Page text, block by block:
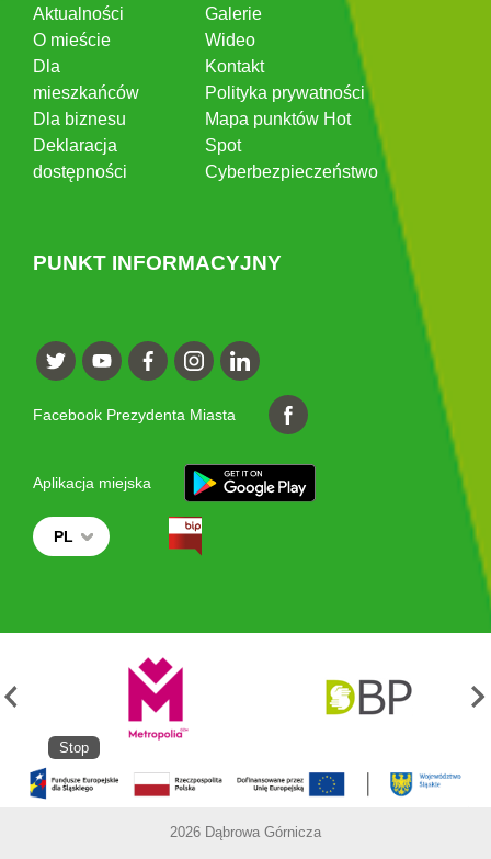
Aktualności
O mieście
Dla
mieszkańców
Dla biznesu
Deklaracja
dostępności
Galerie
Wideo
Kontakt
Polityka prywatności
Mapa punktów Hot
Spot
Cyberbezpieczeństwo
PUNKT INFORMACYJNY
Facebook Prezydenta Miasta
Aplikacja miejska
PL
Stop
2026 Dąbrowa Górnicza